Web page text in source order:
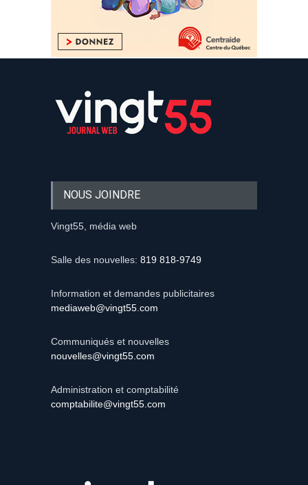
NOUS JOINDRE
Vingt55, média web
Salle des nouvelles: 819 818-9749
Information et demandes publicitaires
mediaweb@vingt55.com
Communiqués et nouvelles
nouvelles@vingt55.com
Administration et comptabilité
comptabilite@vingt55.com